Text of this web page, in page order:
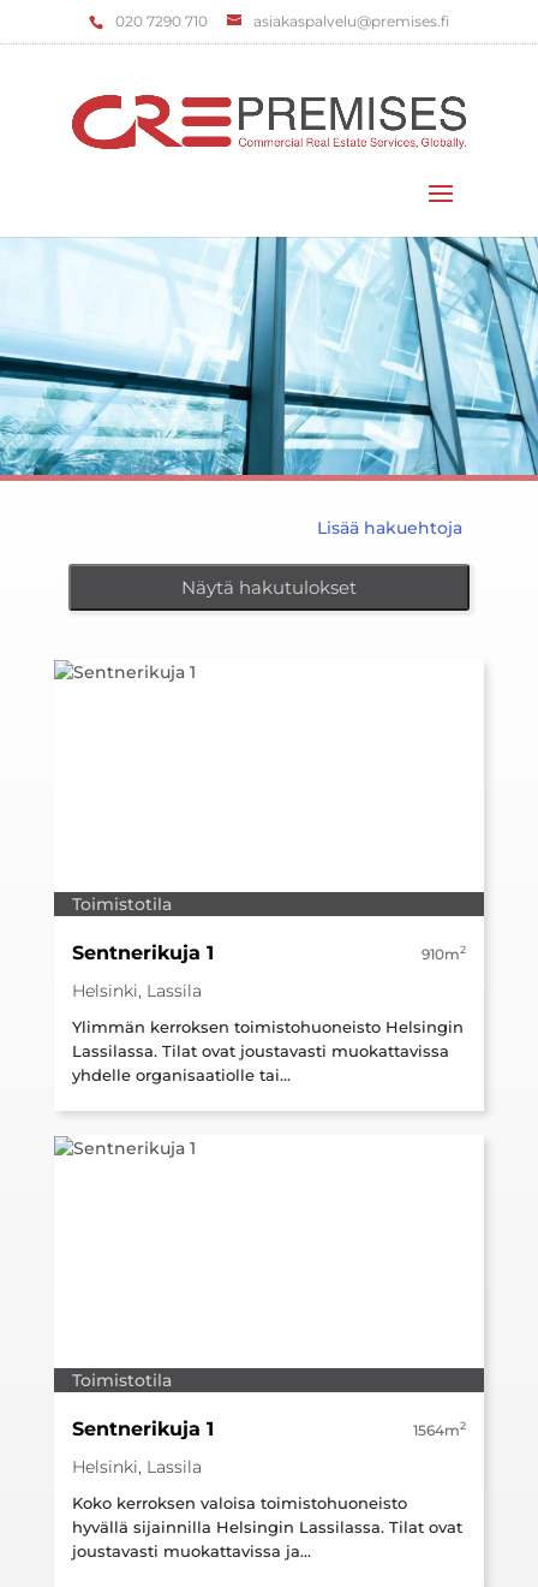
‌020 7290 710 asiakaspalvelu@premises.fi
Lisää hakuehtoja
Näytä hakutulokset
Toimistotila
Sentnerikuja 1 910m2
Helsinki, Lassila
Ylimmän kerroksen toimistohuoneisto Helsingin
Lassilassa. Tilat ovat joustavasti muokattavissa
yhdelle organisaatiolle tai...
Toimistotila
Sentnerikuja 1 1564m2
Helsinki, Lassila
Koko kerroksen valoisa toimistohuoneisto
hyvällä sijainnilla Helsingin Lassilassa. Tilat ovat
joustavasti muokattavissa ja...